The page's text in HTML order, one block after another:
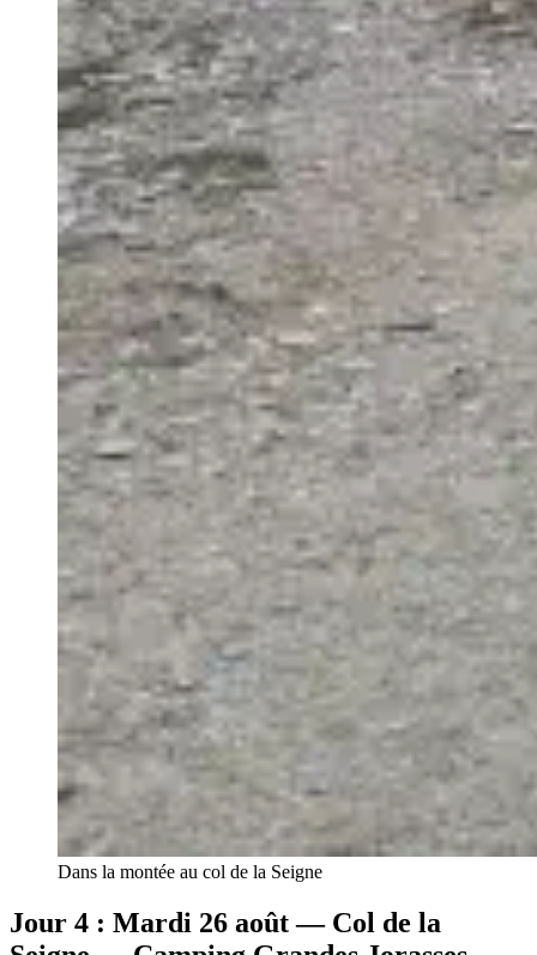
Dans la montée au col de la Seigne
Jour 4 : Mardi 26 août — Col de la